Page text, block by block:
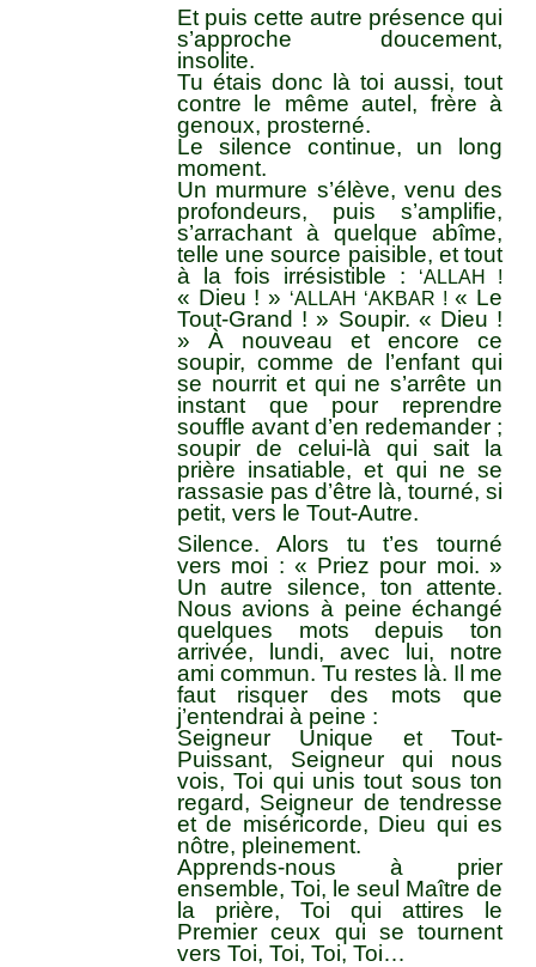
Et puis cette autre présence qui
s’approche doucement,
insolite.
Tu étais donc là toi aussi, tout
contre le même autel, frère à
genoux, prosterné.
Le silence continue, un long
moment.
Un murmure s’élève, venu des
profondeurs, puis s’amplifie,
s’arrachant à quelque abîme,
telle une source paisible, et tout
à la fois irrésistible :
‘ALLAH !
« Dieu ! » ‘ALLAH ‘AKBAR ! « Le
Tout-Grand ! » Soupir. « Dieu !
» À nouveau et encore ce
soupir, comme de l’enfant qui
se nourrit et qui ne s’arrête un
instant que pour reprendre
souffle avant d’en redemander ;
soupir de celui-là qui sait la
prière insatiable, et qui ne se
rassasie pas d’être là, tourné, si
petit, vers le Tout-Autre.
Silence. Alors tu t’es tourné
vers moi : « Priez pour moi. »
Un autre silence, ton attente.
Nous avions à peine échangé
quelques mots depuis ton
arrivée, lundi, avec lui, notre
ami commun. Tu restes là. Il me
faut risquer des mots que
j’entendrai à peine :
Seigneur Unique et Tout-
Puissant, Seigneur qui nous
vois, Toi qui unis tout sous ton
regard, Seigneur de tendresse
et de miséricorde, Dieu qui es
nôtre, pleinement.
Apprends-nous à prier
ensemble, Toi, le seul Maître de
la prière, Toi qui attires le
Premier ceux qui se tournent
vers Toi, Toi, Toi, Toi…